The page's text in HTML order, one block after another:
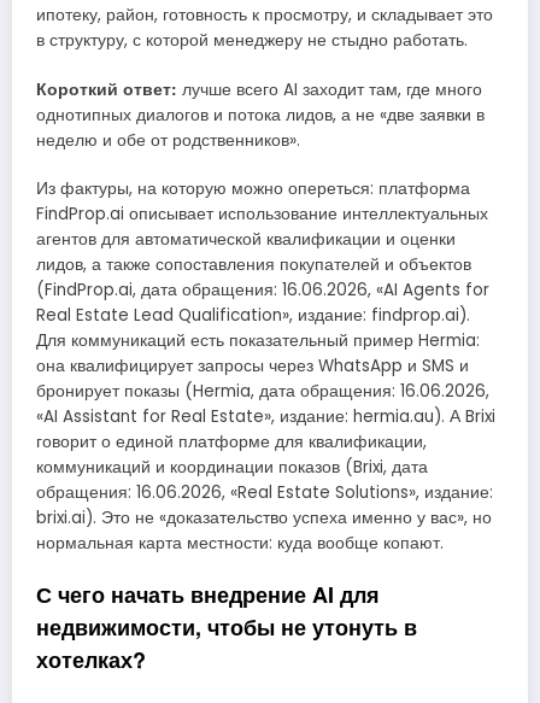
ипотеку, район, готовность к просмотру, и складывает это
в структуру, с которой менеджеру не стыдно работать.
Короткий ответ: лучше всего AI заходит там, где много
однотипных диалогов и потока лидов, а не «две заявки в
неделю и обе от родственников».
Из фактуры, на которую можно опереться: платформа
FindProp.ai описывает использование интеллектуальных
агентов для автоматической квалификации и оценки
лидов, а также сопоставления покупателей и объектов
(FindProp.ai, дата обращения: 16.06.2026, «AI Agents for
Real Estate Lead Qualification», издание: findprop.ai).
Для коммуникаций есть показательный пример Hermia:
она квалифицирует запросы через WhatsApp и SMS и
бронирует показы (Hermia, дата обращения: 16.06.2026,
«AI Assistant for Real Estate», издание: hermia.au). А Brixi
говорит о единой платформе для квалификации,
коммуникаций и координации показов (Brixi, дата
обращения: 16.06.2026, «Real Estate Solutions», издание:
brixi.ai). Это не «доказательство успеха именно у вас», но
нормальная карта местности: куда вообще копают.
С чего начать внедрение AI для
недвижимости, чтобы не утонуть в
хотелках?